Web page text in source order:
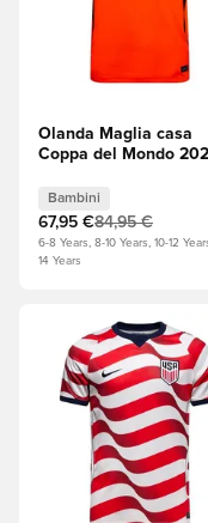
Olanda Maglia casa
Coppa del Mondo
Bambini
67,95 €84,95 €
6-8 Years, 8-10 Years, 10-12
14 Years
Apre una finestra